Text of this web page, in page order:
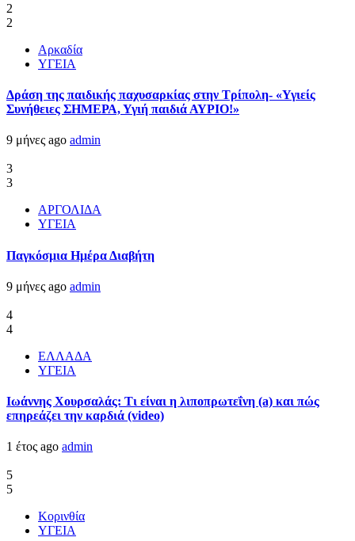
2
2
Αρκαδία
ΥΓΕΙΑ
Δράση της παιδικής παχυσαρκίας στην Τρίπολη- «Υγιείς
Συνήθειες ΣΗΜΕΡΑ, Υγιή παιδιά ΑΥΡΙΟ!»
9 μήνες ago admin
3
3
ΑΡΓΟΛΙΔΑ
ΥΓΕΙΑ
Παγκόσμια Ημέρα Διαβήτη
9 μήνες ago admin
4
4
ΕΛΛΑΔΑ
ΥΓΕΙΑ
Ιωάννης Χουρσαλάς: Τι είναι η λιποπρωτεΐνη (a) και πώς
επηρεάζει την καρδιά (video)
1 έτος ago admin
5
5
Κορινθία
ΥΓΕΙΑ